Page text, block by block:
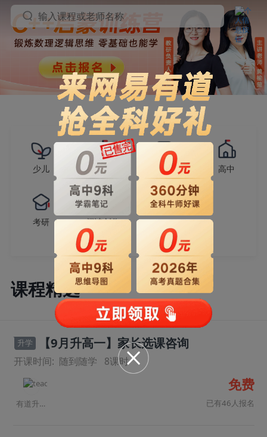
输入课程或老师名称
少儿 小学 初中 高中
考研 阅读创作
课程精选
升学 【9月升高一】家长选课咨询
开课时间: 随到随学 8课时
有道升学规划师
免费
已有46人报名